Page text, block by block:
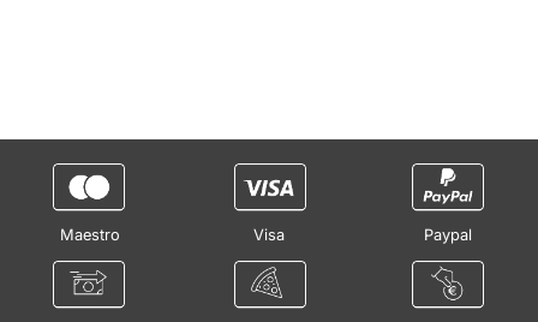
Maestro Visa Paypal